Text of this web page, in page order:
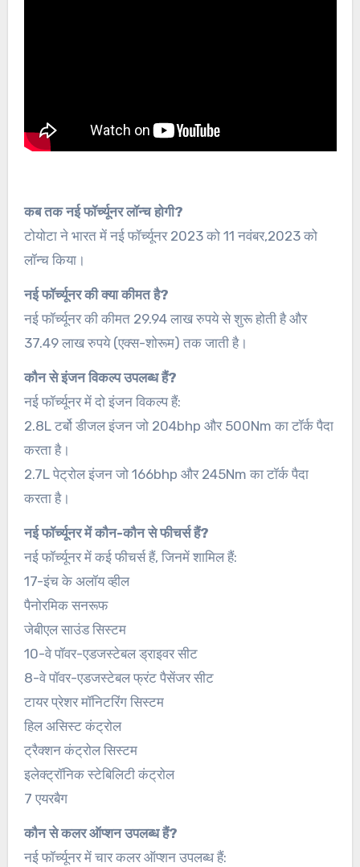
कब तक नई फॉर्च्यूनर लॉन्च होगी?
टोयोटा ने भारत में नई फॉर्च्यूनर 2023 को 11 नवंबर,2023 को
लॉन्च किया।
नई फॉर्च्यूनर की क्या कीमत है?
नई फॉर्च्यूनर की कीमत 29.94 लाख रुपये से शुरू होती है और
37.49 लाख रुपये (एक्स-शोरूम) तक जाती है।
कौन से इंजन विकल्प उपलब्ध हैं?
नई फॉर्च्यूनर में दो इंजन विकल्प हैं:
2.8L टर्बो डीजल इंजन जो 204bhp और 500Nm का टॉर्क पैदा
करता है।
2.7L पेट्रोल इंजन जो 166bhp और 245Nm का टॉर्क पैदा
करता है।
नई फॉर्च्यूनर में कौन-कौन से फीचर्स हैं?
नई फॉर्च्यूनर में कई फीचर्स हैं, जिनमें शामिल हैं:
17-इंच के अलॉय व्हील
पैनोरमिक सनरूफ
जेबीएल साउंड सिस्टम
10-वे पॉवर-एडजस्टेबल ड्राइवर सीट
8-वे पॉवर-एडजस्टेबल फ्रंट पैसेंजर सीट
टायर प्रेशर मॉनिटरिंग सिस्टम
हिल असिस्ट कंट्रोल
ट्रैक्शन कंट्रोल सिस्टम
इलेक्ट्रॉनिक स्टेबिलिटी कंट्रोल
7 एयरबैग
कौन से कलर ऑप्शन उपलब्ध हैं?
नई फॉर्च्यूनर में चार कलर ऑप्शन उपलब्ध हैं: